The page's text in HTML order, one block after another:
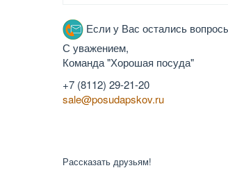
Если у Вас остались
С уважением,
Команда "Хорошая посуда"
+7 (8112) 29-21-20
sale@posudapskov.ru
Рассказать друзьям!